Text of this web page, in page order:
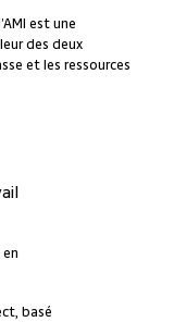
est une
des deux
et les ressources
basé